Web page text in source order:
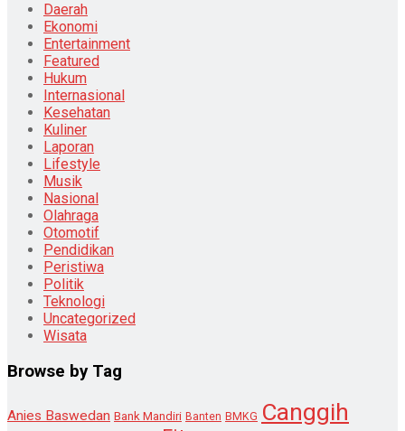
Daerah
Ekonomi
Entertainment
Featured
Hukum
Internasional
Kesehatan
Kuliner
Laporan
Lifestyle
Musik
Nasional
Olahraga
Otomotif
Pendidikan
Peristiwa
Politik
Teknologi
Uncategorized
Wisata
Browse by Tag
Anies Baswedan Bank Mandiri Banten BMKG Canggih